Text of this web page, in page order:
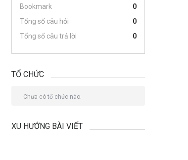
Bookmark
0
Tổng số câu hỏi
0
Tổng số câu trả lời
0
TỔ CHỨC
Chưa có tổ chức nào.
XU HƯỚNG BÀI VIẾT